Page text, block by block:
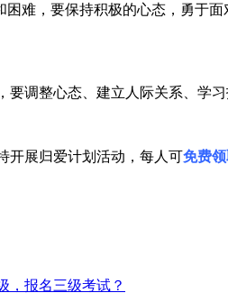
困难，要保持积极的心态，勇于
整心态、建立人际关系、学习
展归爱计划活动，每人可免费